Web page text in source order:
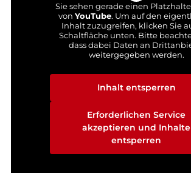
Sie sehen gerade einen
von YouTube. Um auf den
Inhalt zuzugreifen, klicken Sie
Schaltfläche unten. Bitte
dass dabei Daten an
weitergegeben werden.
Inhalt entsperren
Erforderlichen Service
akzeptieren und Inhalte
entsperren